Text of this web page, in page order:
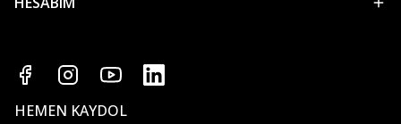
HEMEN KAYDOL